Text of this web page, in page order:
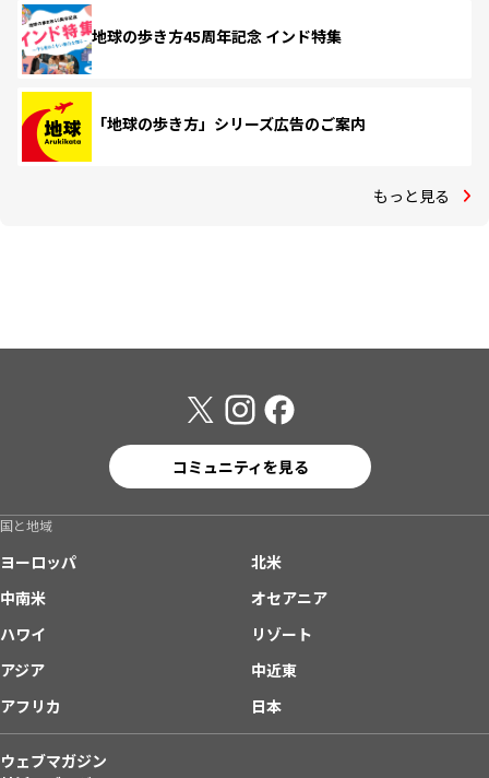
地球の歩き方45周年記念 インド特集
「地球の歩き方」シリーズ広告のご案内
もっと見る
コミュニティを見る
国と地域
ヨーロッパ
北米
中南米
オセアニア
ハワイ
リゾート
アジア
中近東
アフリカ
日本
ウェブマガジン